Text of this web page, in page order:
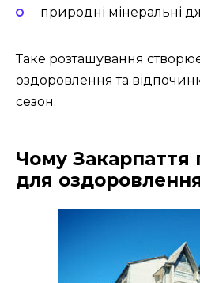
природні мінеральні
Таке розташування
оздоровлення та
сезон.
Чому Закарпаття
для